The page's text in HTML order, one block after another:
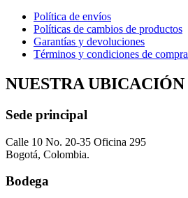
Política de envíos
Políticas de cambios de productos
Garantías y devoluciones
Términos y condiciones de compra
NUESTRA UBICACIÓN
Sede principal
Calle 10 No. 20-35 Oficina 295
Bogotá, Colombia.
Bodega